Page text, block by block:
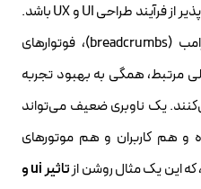
طراحی ناوبری باید بخشی جدایی‌ناپذیر از فرآیند طراحی UI و UX باشد.
استفاده از منوهای واضح، بردکرامب (breadcrumbs)، فوتوارهای
مرتبط، همگی به بهبود تجربه
یک ناوبری ضعیف می‌تواند
و هم کاربران و هم موتورهای
که این یک مثال روشن از
تاثیر ui و